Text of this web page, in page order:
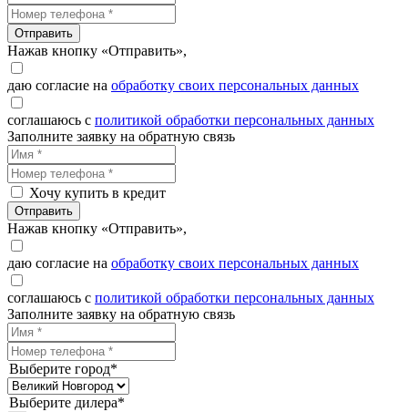
Отправить
Нажав кнопку «Отправить»,
даю согласие на обработку своих персональных данных
соглашаюсь с политикой обработки персональных данных
Заполните заявку на обратную связь
Хочу купить в кредит
Отправить
Нажав кнопку «Отправить»,
даю согласие на обработку своих персональных данных
соглашаюсь с политикой обработки персональных данных
Заполните заявку на обратную связь
Выберите город*
Выберите дилера*